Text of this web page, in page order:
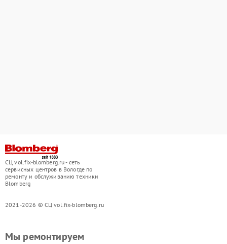
СЦ vol.fix-blomberg.ru - сеть
сервисных центров в Вологде по
ремонту и обслуживанию техники
Blomberg
2021-2026 © СЦ vol.fix-blomberg.ru
Мы ремонтируем